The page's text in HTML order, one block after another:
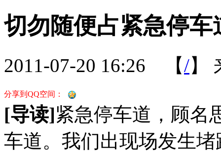
切勿随便占紧急停车
2011-07-20 16:26 【/】
分享到QQ空间：
[导读]紧急停车道，顾名
车道。我们出现场发生